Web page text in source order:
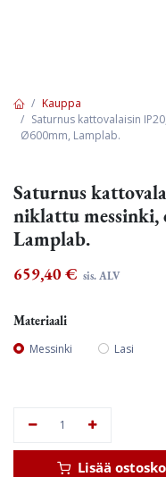
Kauppa
Saturnus kattovalaisin
Ø600mm, Lamplab.
Saturnus
niklattu messinki,
Lamplab.
659,40 € sis. ALV
Materiaali
Messinki Lasi
Lisää